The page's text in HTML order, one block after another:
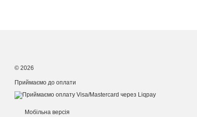
© 2026
Приймаємо до оплати
Мобільна версія